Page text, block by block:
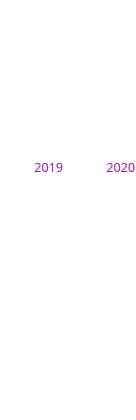
2019 2020